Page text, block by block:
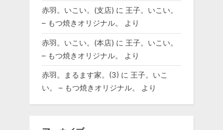
赤羽。いこい。(支店) に 王子。いこい。
– もつ焼きオリジナル。
より
赤羽。いこい。(本店) に 王子。いこい。
– もつ焼きオリジナル。
より
赤羽。まるます家。(3) に 王子。いこ
い。 – もつ焼きオリジナル。
より